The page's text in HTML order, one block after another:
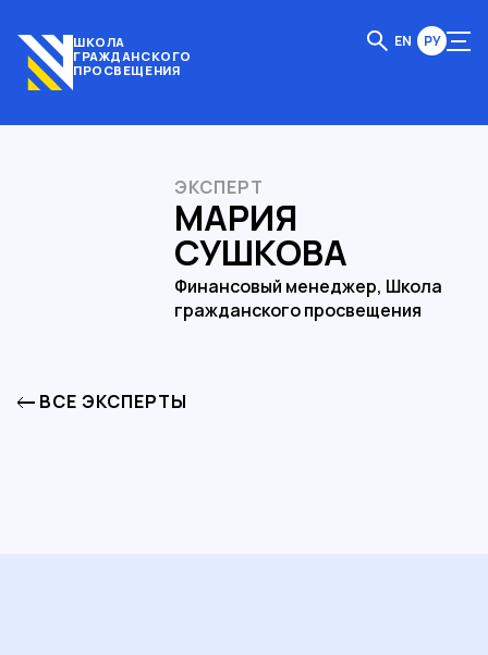
ШКОЛА
ГРАЖДАНСКОГО
ПРОСВЕЩЕНИЯ
EN РУ
ЭКСПЕРТ
МАРИЯ
СУШКОВА
Финансовый менеджер, Школа
гражданского просвещения
ВСЕ ЭКСПЕРТЫ